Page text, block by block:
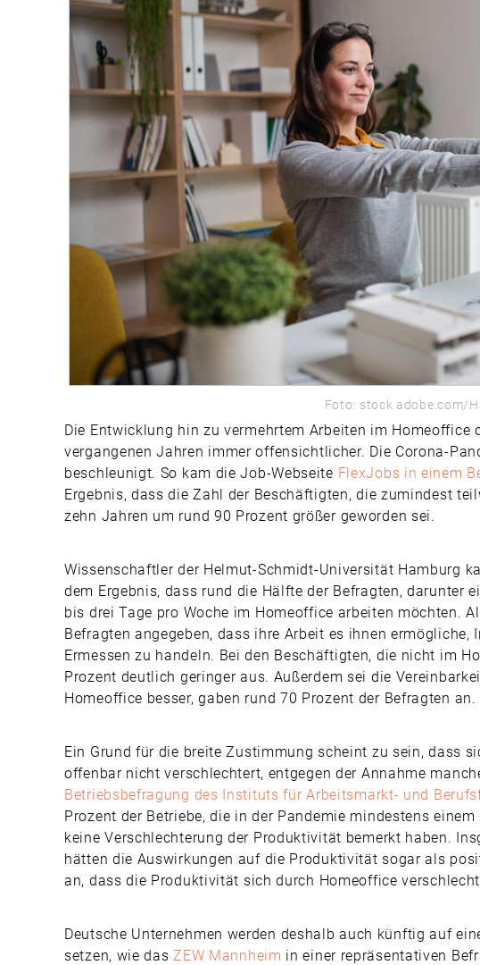
Foto: stock.adobe.com/
Die Entwicklung hin zu vermehrtem Arbeiten im Homeoffice
vergangenen Jahren immer offensichtlicher. Die Corona-
beschleunigt. So kam die Job-Webseite FlexJobs in einem
Ergebnis, dass die Zahl der Beschäftigten, die zumindest
zehn Jahren um rund 90 Prozent größer geworden sei.
Wissenschaftler der Helmut-Schmidt-Universität Hamburg
dem Ergebnis, dass rund die Hälfte der Befragten, darunter
bis drei Tage pro Woche im Homeoffice arbeiten möchten.
Befragten angegeben, dass ihre Arbeit es ihnen
Ermessen zu handeln. Bei den Beschäftigten, die nicht im
Prozent deutlich geringer aus. Außerdem sei die
Homeoffice besser, gaben rund 70 Prozent der Befragten an.
Ein Grund für die breite Zustimmung scheint zu sein, dass
offenbar nicht verschlechtert, entgegen der Annahme
Betriebsbefragung des Instituts für Arbeitsmarkt- und
Prozent der Betriebe, die in der Pandemie mindestens
keine Verschlechterung der Produktivität bemerkt haben.
hätten die Auswirkungen auf die Produktivität sogar als
an, dass die Produktivität sich durch Homeoffice
Deutsche Unternehmen werden deshalb auch künftig auf
setzen, wie dasZEW Mannheim in einer repräsentativen